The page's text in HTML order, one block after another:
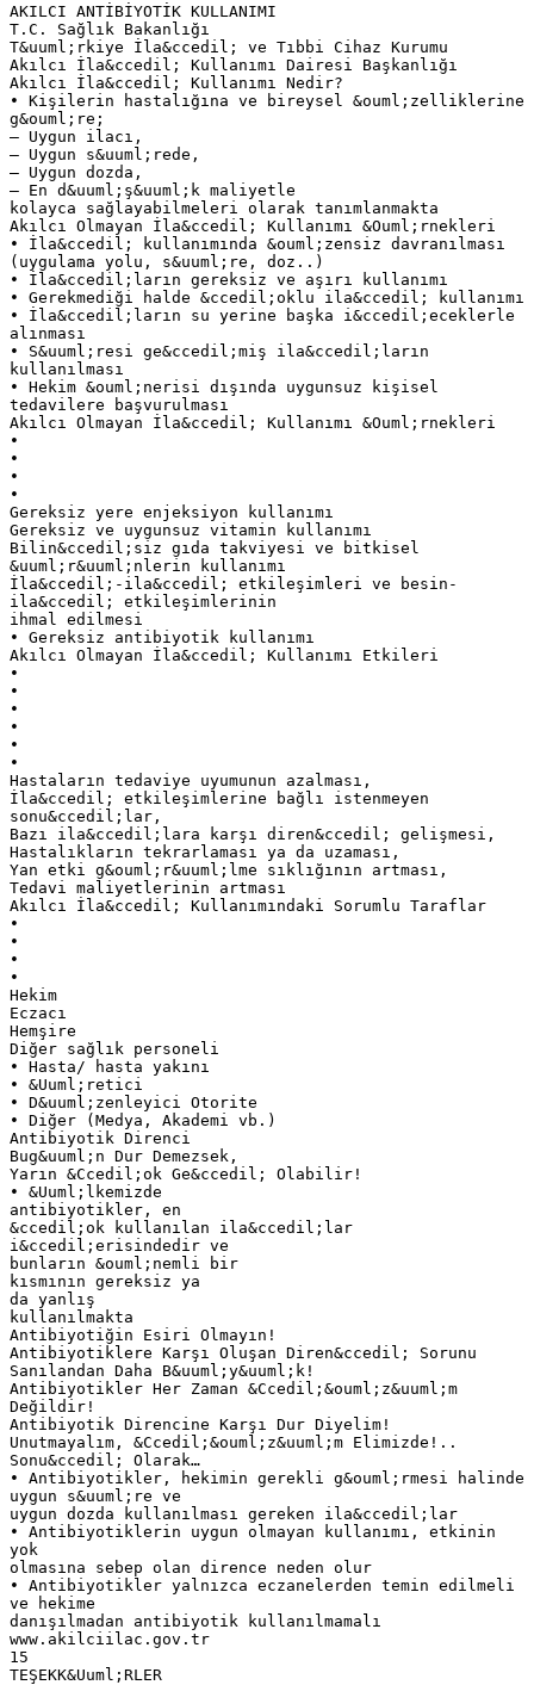
AKILCI ANTİBİYOTİK KULLANIMI
T.C. Sağlık Bakanlığı
T&uuml;rkiye İla&ccedil; ve Tıbbi Cihaz Kurumu
Akılcı İla&ccedil; Kullanımı Dairesi Başkanlığı
Akılcı İla&ccedil; Kullanımı Nedir?
• Kişilerin hastalığına ve bireysel &ouml;zelliklerine
g&ouml;re;
– Uygun ilacı,
– Uygun s&uuml;rede,
– Uygun dozda,
– En d&uuml;ş&uuml;k maliyetle
kolayca sağlayabilmeleri olarak tanımlanmakta
Akılcı Olmayan İla&ccedil; Kullanımı &Ouml;rnekleri
• İla&ccedil; kullanımında &ouml;zensiz davranılması
(uygulama yolu, s&uuml;re, doz..)
• İla&ccedil;ların gereksiz ve aşırı kullanımı
• Gerekmediği halde &ccedil;oklu ila&ccedil; kullanımı
• İla&ccedil;ların su yerine başka i&ccedil;eceklerle
alınması
• S&uuml;resi ge&ccedil;miş ila&ccedil;ların
kullanılması
• Hekim &ouml;nerisi dışında uygunsuz kişisel
tedavilere başvurulması
Akılcı Olmayan İla&ccedil; Kullanımı &Ouml;rnekleri
•
•
•
•
Gereksiz yere enjeksiyon kullanımı
Gereksiz ve uygunsuz vitamin kullanımı
Bilin&ccedil;siz gıda takviyesi ve bitkisel
&uuml;r&uuml;nlerin kullanımı
İla&ccedil;-ila&ccedil; etkileşimleri ve besin-
ila&ccedil; etkileşimlerinin
ihmal edilmesi
• Gereksiz antibiyotik kullanımı
Akılcı Olmayan İla&ccedil; Kullanımı Etkileri
•
•
•
•
•
•
Hastaların tedaviye uyumunun azalması,
İla&ccedil; etkileşimlerine bağlı istenmeyen
sonu&ccedil;lar,
Bazı ila&ccedil;lara karşı diren&ccedil; gelişmesi,
Hastalıkların tekrarlaması ya da uzaması,
Yan etki g&ouml;r&uuml;lme sıklığının artması,
Tedavi maliyetlerinin artması
Akılcı İla&ccedil; Kullanımındaki Sorumlu Taraflar
•
•
•
•
Hekim
Eczacı
Hemşire
Diğer sağlık personeli
• Hasta/ hasta yakını
• &Uuml;retici
• D&uuml;zenleyici Otorite
• Diğer (Medya, Akademi vb.)
Antibiyotik Direnci
Bug&uuml;n Dur Demezsek,
Yarın &Ccedil;ok Ge&ccedil; Olabilir!
• &Uuml;lkemizde
antibiyotikler, en
&ccedil;ok kullanılan ila&ccedil;lar
i&ccedil;erisindedir ve
bunların &ouml;nemli bir
kısmının gereksiz ya
da yanlış
kullanılmakta
Antibiyotiğin Esiri Olmayın!
Antibiyotiklere Karşı Oluşan Diren&ccedil; Sorunu
Sanılandan Daha B&uuml;y&uuml;k!
Antibiyotikler Her Zaman &Ccedil;&ouml;z&uuml;m
Değildir!
Antibiyotik Direncine Karşı Dur Diyelim!
Unutmayalım, &Ccedil;&ouml;z&uuml;m Elimizde!..
Sonu&ccedil; Olarak…
• Antibiyotikler, hekimin gerekli g&ouml;rmesi halinde
uygun s&uuml;re ve
uygun dozda kullanılması gereken ila&ccedil;lar
• Antibiyotiklerin uygun olmayan kullanımı, etkinin
yok
olmasına sebep olan dirence neden olur
• Antibiyotikler yalnızca eczanelerden temin edilmeli
ve hekime
danışılmadan antibiyotik kullanılmamalı
www.akilciilac.gov.tr
15
TEŞEKK&Uuml;RLER